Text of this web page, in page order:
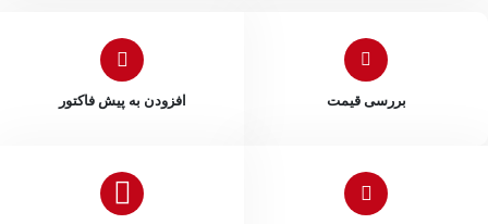
بررسی قیمت افزودن به پیش فاکتور